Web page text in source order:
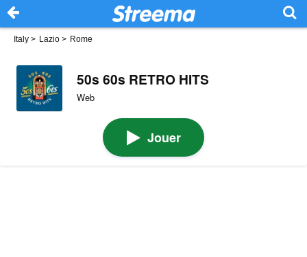
Italy > Lazio > Rome
50s 60s RETRO HITS
Web
Jouer